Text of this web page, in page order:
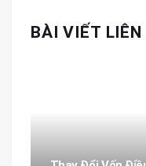
BÀI VIẾT LIÊN